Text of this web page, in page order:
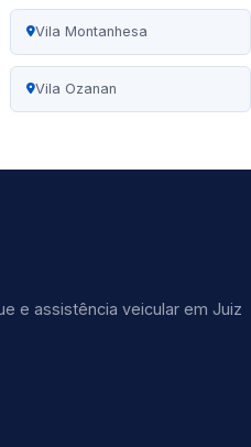
Vila Montanhesa
Vila Ozanan
e assistência veicular em Juiz